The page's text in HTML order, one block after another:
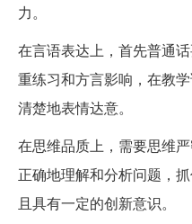
力。
在言语表达上，首先普通
重练习和方言影响，在教
清楚地表情达意。
在思维品质上，需要思维
正确地理解和分析问题，
且具有一定的创新意识。